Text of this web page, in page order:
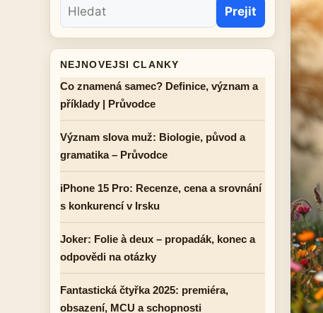
Prejit
NEJNOVEJSI CLANKY
Co znamená samec? Definice, význam a
příklady | Průvodce
Význam slova muž: Biologie, původ a
gramatika – Průvodce
iPhone 15 Pro: Recenze, cena a srovnání
s konkurencí v Irsku
Joker: Folie à deux – propadák, konec a
odpovědi na otázky
Fantastická čtyřka 2025: premiéra,
obsazení, MCU a schopnosti